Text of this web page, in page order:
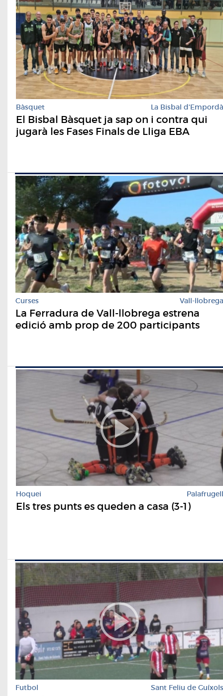
Bàsquet La Bisbal d'Empordà
El Bisbal Bàsquet ja sap on i contra qui
jugarà les Fases Finals de Lliga EBA
Curses Vall-llobrega
La Ferradura de Vall-llobrega estrena
edició amb prop de 200 participants
Hoquei Palafrugell
Els tres punts es queden a casa (3-1)
Futbol Sant Feliu de Guíxols